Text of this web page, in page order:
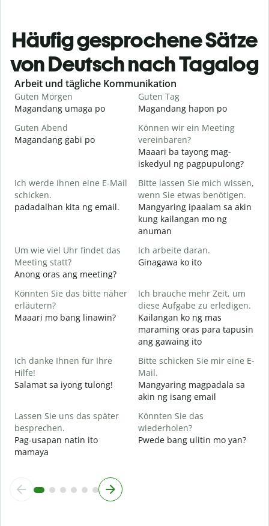
Häufig gesprochene Sätze
von Deutsch nach Tagalog
Slide 1 of 6
Arbeit und tägliche Kommunikation
Guten Morgen
Magandang umaga po
Guten Tag
Magandang hapon po
Guten Abend
Magandang gabi po
Können wir ein Meeting
vereinbaren?
Maaari ba tayong mag-
iskedyul ng pagpupulong?
Ich werde Ihnen eine E-Mail
schicken.
padadalhan kita ng email.
Bitte lassen Sie mich wissen,
wenn Sie etwas benötigen.
Mangyaring ipaalam sa akin
kung kailangan mo ng
anuman
Um wie viel Uhr findet das
Meeting statt?
Anong oras ang meeting?
Ich arbeite daran.
Ginagawa ko ito
Könnten Sie das bitte näher
erläutern?
Maaari mo bang linawin?
Ich brauche mehr Zeit, um
diese Aufgabe zu erledigen.
Kailangan ko ng mas
maraming oras para tapusin
ang gawaing ito
Ich danke Ihnen für Ihre
Hilfe!
Salamat sa iyong tulong!
Bitte schicken Sie mir eine E-
Mail.
Mangyaring magpadala sa
akin ng isang email
Lassen Sie uns das später
besprechen.
Pag-usapan natin ito
mamaya
Könnten Sie das
wiederholen?
Pwede bang ulitin mo yan?